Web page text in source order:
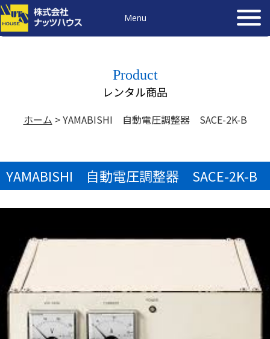
Menu
Product
レンタル商品
ホーム >YAMABISHI 自動電圧調整器 SACE-2K-B
YAMABISHI 自動電圧調整器 SACE-2K-B